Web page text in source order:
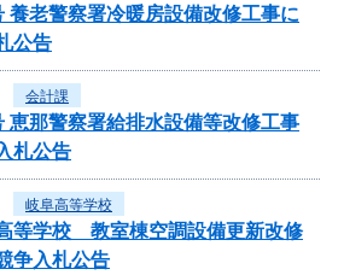
養老警察署冷暖房設備改修工事に
公告
会計課
恵那警察署給排水設備等改修工事
札公告
岐阜高等学校
等学校 教室棟空調設備更新改修
争入札公告